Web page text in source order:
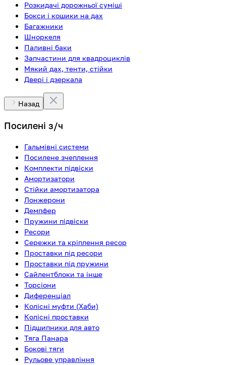
Розкидачі дорожньої суміші
Бокси і кошики на дах
Багажники
Шноркеля
Паливні баки
Запчастини для квадроциклів
Мякий дах, тенти, стійки
Двері і дзеркала
Назад
Посилені з/ч
Гальмівні системи
Посилене зчеплення
Комплекти підвіски
Амортизатори
Стійки амортизатора
Лонжерони
Демпфер
Пружини підвіски
Ресори
Сережки та кріплення ресор
Проставки під ресори
Проставки під пружини
Сайлентблоки та інше
Торсіони
Диференціал
Колісні муфти (Хаби)
Колісні проставки
Підшипники для авто
Тяга Панара
Бокові тяги
Рульове управління